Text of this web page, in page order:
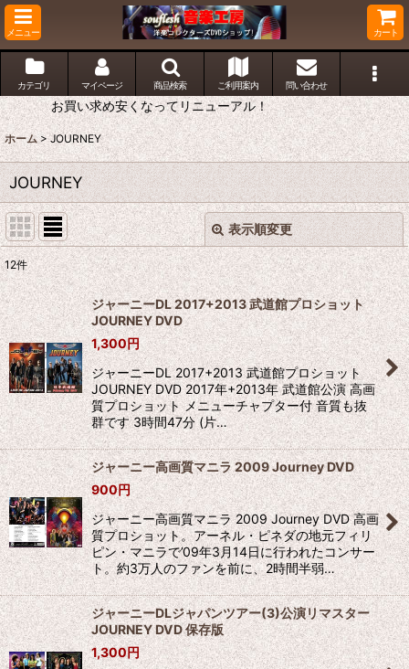
メニュー カート
カテゴリ マイページ 商品検索 ご利用案内 問い合わせ
お買い求め安くなってリニューアル！
ホーム > JOURNEY
JOURNEY
表示順変更
表示数:
並び順:
絞り込む
閉じる
12件
ジャーニーDL 2017+2013 武道館プロショット
JOURNEY DVD
1,300円
ジャーニーDL 2017+2013 武道館プロショット
JOURNEY DVD 2017年+2013年 武道館公演 高画
質プロショット メニューチャプター付 音質も抜
群です 3時間47分 (片…
ジャーニー高画質マニラ 2009 Journey DVD
900円
ジャーニー高画質マニラ 2009 Journey DVD 高画
質プロショット。アーネル・ピネダの地元フィリ
ピン・マニラで’09年3月14日に行われたコンサー
ト。約3万人のファンを前に、2時間半弱…
ジャーニーDLジャパンツアー(3)公演リマスター
JOURNEY DVD 保存版
1,300円